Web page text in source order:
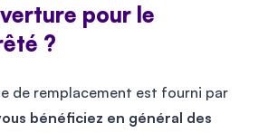
pour le
?
de remplacement est fourni par
bénéficiez en général des